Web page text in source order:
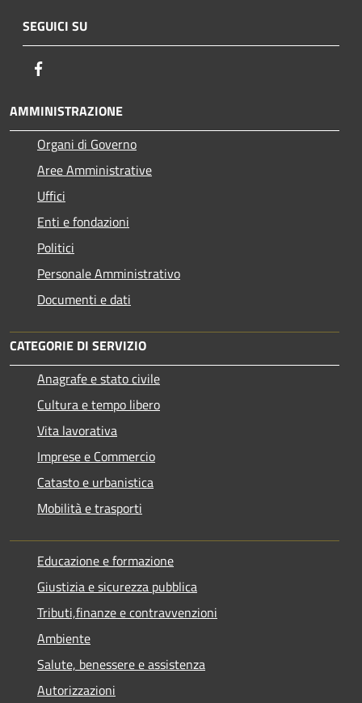
SEGUICI SU
AMMINISTRAZIONE
Organi di Governo
Aree Amministrative
Uffici
Enti e fondazioni
Politici
Personale Amministrativo
Documenti e dati
CATEGORIE DI SERVIZIO
Anagrafe e stato civile
Cultura e tempo libero
Vita lavorativa
Imprese e Commercio
Catasto e urbanistica
Mobilità e trasporti
Educazione e formazione
Giustizia e sicurezza pubblica
Tributi,finanze e contravvenzioni
Ambiente
Salute, benessere e assistenza
Autorizzazioni